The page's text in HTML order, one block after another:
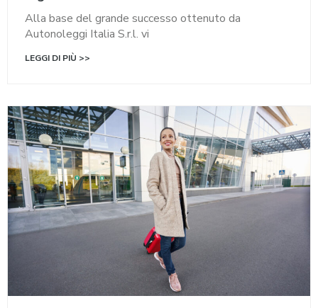
Alla base del grande successo ottenuto da
Autonoleggi Italia S.r.l. vi
LEGGI DI PIÙ >>